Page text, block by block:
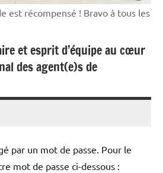
est récompensé ! Bravo à tous les
et esprit d’équipe au cœur
des agent(e)s de
par un mot de passe. Pour le
mot de passe ci-dessous :